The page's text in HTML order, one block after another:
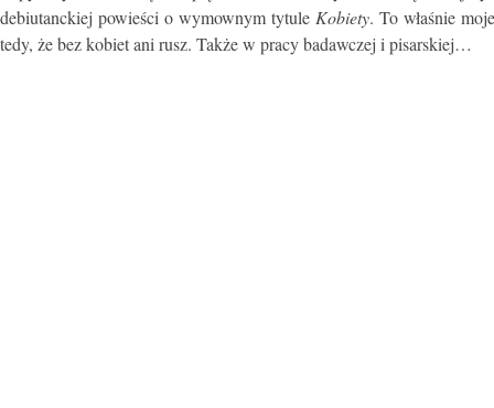
debiutanckiej powieści o wymownym tytule Kobiety. To właśnie
tedy, że bez kobiet ani rusz. Także w pracy badawczej i pisarskiej…